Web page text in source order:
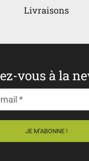
Livraisons
vous à la